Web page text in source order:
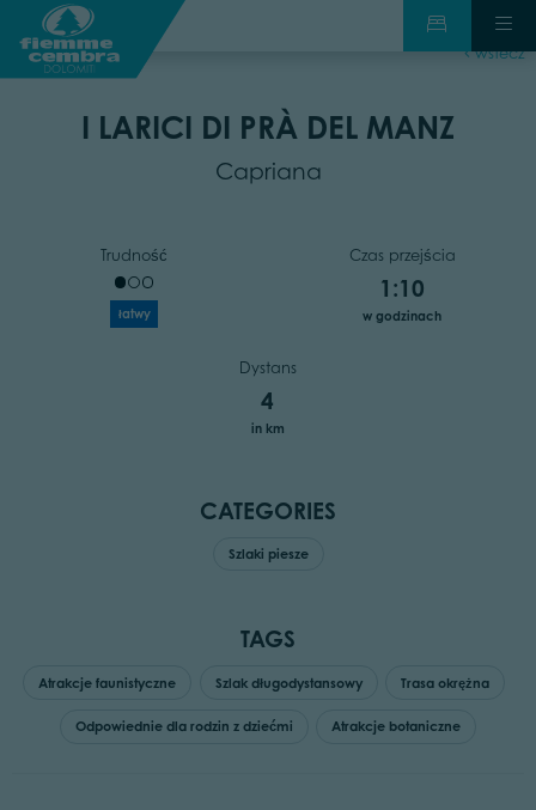
wstecz
I LARICI DI PRÀ DEL MANZ
Capriana
Trudność
łatwy
Czas przejścia
1:10
w godzinach
Dystans
4
in km
CATEGORIES
Szlaki piesze
TAGS
Atrakcje faunistyczne Szlak długodystansowy Trasa okrężna
Odpowiednie dla rodzin z dziećmi Atrakcje botaniczne